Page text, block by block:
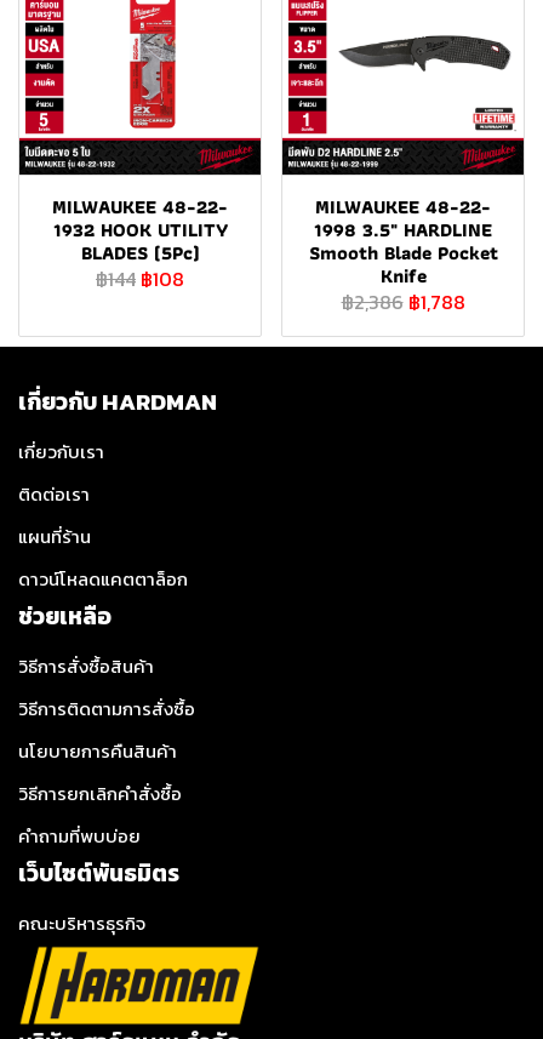
MILWAUKEE 48-22-
1932 HOOK UTILITY
BLADES (5Pc)
฿144 ฿108
MILWAUKEE 48-22-
1998 3.5" HARDLINE
Smooth Blade Pocket
Knife
฿2,386 ฿1,788
เกี่ยวกับ HARDMAN
เกี่ยวกับเรา
ติดต่อเรา
แผนที่ร้าน
ดาวน์โหลดแคตตาล็อก
ช่วยเหลือ
วิธีการสั่งซื้อสินค้า
วิธีการติดตามการสั่งซื้อ
นโยบายการคืนสินค้า
วิธีการยกเลิกคำสั่งซื้อ
คำถามที่พบบ่อย
เว็บไซต์พันธมิตร
คณะบริหารธุรกิจ